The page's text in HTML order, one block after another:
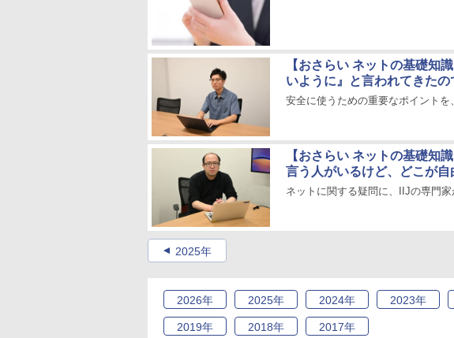
【おさらい ネットの基礎知
いように』と言われてきた
安全に使うための重要なポイント
【おさらい ネットの基礎知
言う人がいるけど、どこが自
ネットに関する疑問に、IIJの専門
2025年
2026年 2025年 2024年 2023年
2019年 2018年 2017年